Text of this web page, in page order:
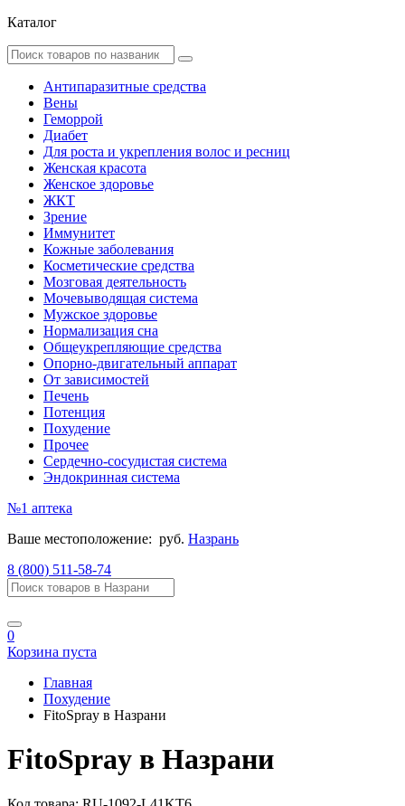
Каталог
Антипаразитные средства
Вены
Геморрой
Диабет
Для роста и укрепления волос и ресниц
Женская красота
Женское здоровье
ЖКТ
Зрение
Иммунитет
Кожные заболевания
Косметические средства
Мозговая деятельность
Мочевыводящая система
Мужское здоровье
Нормализация сна
Общеукрепляющие средства
Опорно-двигательный аппарат
От зависимостей
Печень
Потенция
Похудение
Прочее
Сердечно-сосудистая система
Эндокринная система
№1 аптека
Ваше местоположение: руб. Назрань
8 (800) 511-58-74
0
Корзина пуста
Главная
Похудение
FitoSpray в Назрани
FitoSpray в Назрани